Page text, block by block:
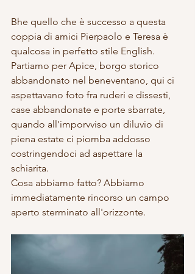
Bhe quello che è successo a questa
coppia di amici Pierpaolo e Teresa è
qualcosa in perfetto stile English.
Partiamo per Apice, borgo storico
abbandonato nel beneventano, qui ci
aspettavano foto fra ruderi e dissesti,
case abbandonate e porte sbarrate,
quando all'imporvviso un diluvio di
piena estate ci piomba addosso
costringendoci ad aspettare la
schiarita.
Cosa abbiamo fatto? Abbiamo
immediatamente rincorso un campo
aperto sterminato all'orizzonte.